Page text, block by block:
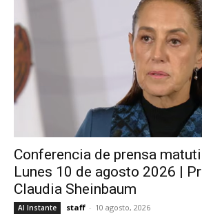
Conferencia de prensa
Lunes 10 de agosto 2026 |
Claudia Sheinbaum
Al Instante staff - 10 agosto, 2026